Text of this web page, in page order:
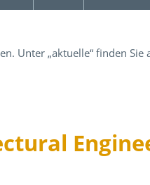
Unter „aktuelle“ finden